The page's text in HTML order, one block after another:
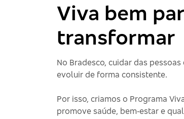
Viva bem
transformar
No Bradesco, cuidar das
evoluir de forma consistente.
Por isso, criamos o Programa
promove saúde, bem‑estar e